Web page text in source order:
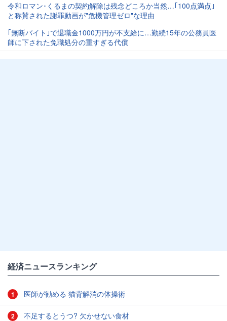
令和ロマン･くるまの契約解除は残念どころか当然…｢100点満点｣
と称賛された謝罪動画が"危機管理ゼロ"な理由
｢無断バイト｣で退職金1000万円が不支給に…勤続15年の公務員医
師に下された免職処分の重すぎる代償
経済ニュースランキング
1 医師が勧める 猫背解消の体操術
2 不足するとうつ? 欠かせない食材